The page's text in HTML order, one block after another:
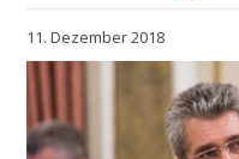
11. Dezember 2018